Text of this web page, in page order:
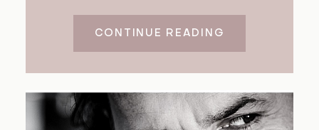
CONTINUE READING